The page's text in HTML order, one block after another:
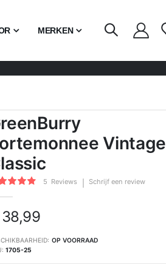
MERKEN
Vintage
100
5 Reviews Schrijf een review
OP VOORRAAD
1705-25